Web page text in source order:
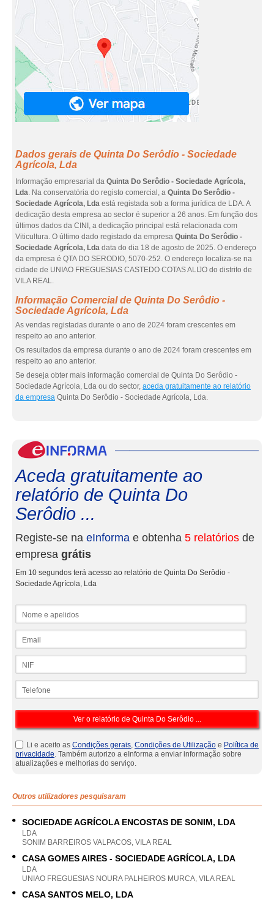
Dados gerais de Quinta Do Serôdio - Sociedade
Agrícola, Lda
Informação empresarial da Quinta Do Serôdio - Sociedade Agrícola,
Lda. Na conservatória do registo comercial, a Quinta Do Serôdio -
Sociedade Agrícola, Lda está registada sob a forma jurídica de LDA. A
dedicação desta empresa ao sector é superior a 26 anos. Em função dos
últimos dados da CINI, a dedicação principal está relacionada com
Viticultura. O último dado registado da empresa Quinta Do Serôdio -
Sociedade Agrícola, Lda data do dia 18 de agosto de 2025. O endereço
da empresa é QTA DO SERODIO, 5070-252. O endereço localiza-se na
cidade de UNIAO FREGUESIAS CASTEDO COTAS ALIJO do distrito de
VILA REAL.
Informação Comercial de Quinta Do Serôdio -
Sociedade Agrícola, Lda
As vendas registadas durante o ano de 2024 foram crescentes em
respeito ao ano anterior.
Os resultados da empresa durante o ano de 2024 foram crescentes em
respeito ao ano anterior.
Se deseja obter mais informação comercial de Quinta Do Serôdio -
Sociedade Agrícola, Lda ou do sector, aceda gratuitamente ao relatório
da empresa Quinta Do Serôdio - Sociedade Agrícola, Lda.
Aceda gratuitamente ao
relatório de Quinta Do
Serôdio ...
Registe-se na eInforma e obtenha 5 relatórios de
empresa grátis
Em 10 segundos terá acesso ao relatório de Quinta Do Serôdio -
Sociedade Agrícola, Lda
Li e aceito as Condições gerais, Condições de Utilização e Política de
privacidade. Também autorizo a eInforma a enviar informação sobre
atualizações e melhorias do serviço.
Outros utilizadores pesquisaram
SOCIEDADE AGRÍCOLA ENCOSTAS DE SONIM, LDA
LDA
SONIM BARREIROS VALPACOS, VILA REAL
CASA GOMES AIRES - SOCIEDADE AGRÍCOLA, LDA
LDA
UNIAO FREGUESIAS NOURA PALHEIROS MURCA, VILA REAL
CASA SANTOS MELO, LDA